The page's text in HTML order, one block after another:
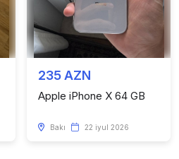
235 AZN
Apple iPhone X 64 GB
Bakı 22 iyul 2026